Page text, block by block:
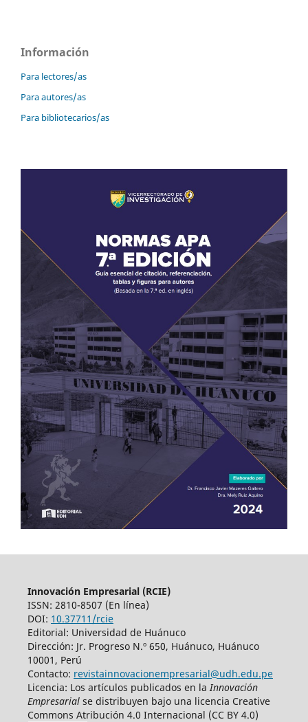
Información
Para lectores/as
Para autores/as
Para bibliotecarios/as
Innovación Empresarial (RCIE)
ISSN: 2810-8507 (En línea)
DOI: 10.37711/rcie
Editorial: Universidad de Huánuco
Dirección: Jr. Progreso N.º 650, Huánuco, Huánuco
10001, Perú
Contacto: revistainnovacionempresarial@udh.edu.pe
Licencia: Los artículos publicados en la Innovación
Empresarialse distribuyen bajo una licencia Creative
Commons Atribución 4.0 Internacional (CC BY 4.0)